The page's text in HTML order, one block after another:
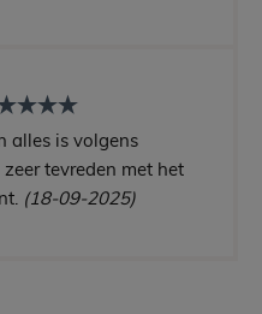
alles is volgens
tevreden met het
(18-09-2025)